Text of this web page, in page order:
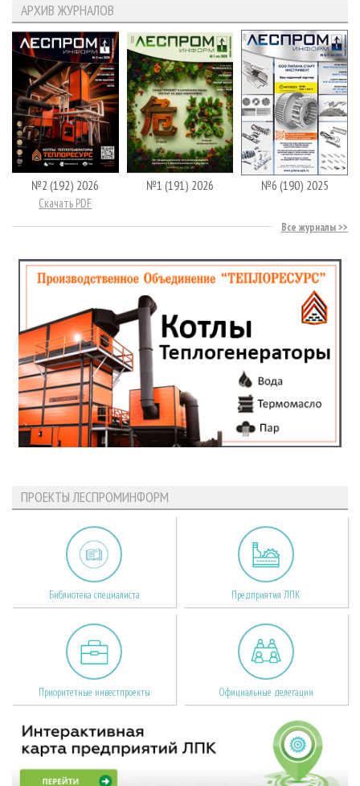
АРХИВ ЖУРНАЛОВ
№2 (192) 2026
Скачать PDF
№1 (191) 2026 №6 (190) 2025
Все журналы
ПРОЕКТЫ ЛЕСПРОМИНФОРМ
Библиотека специалиста Предприятия ЛПК
Приоритетные инвестпроекты Официальные делегации